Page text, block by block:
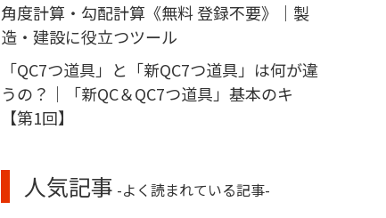
角度計算・勾配計算《無料 登録不要》｜製
造・建設に役立つツール
「QC7つ道具」と「新QC7つ道具」は何が違
うの？｜「新QC＆QC7つ道具」基本のキ
【第1回】
人気記事 -よく読まれている記事-